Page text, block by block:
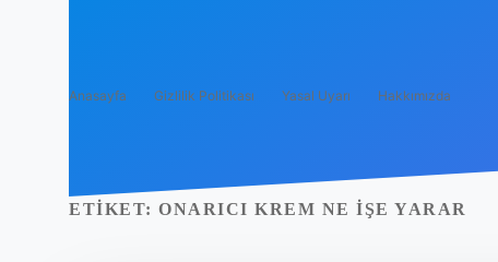
Anasayfa Gizlilik Politikası Yasal Uyarı Hakkımızda
ETIKET: ONARICI KREM NE IŞE YARAR